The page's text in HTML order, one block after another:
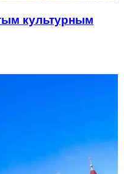
культурным